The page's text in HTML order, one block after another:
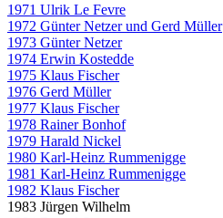
1971 Ulrik Le Fevre
1972 Günter Netzer und Gerd Müller
1973 Günter Netzer
1974 Erwin Kostedde
1975 Klaus Fischer
1976 Gerd Müller
1977 Klaus Fischer
1978 Rainer Bonhof
1979 Harald Nickel
1980 Karl-Heinz Rummenigge
1981 Karl-Heinz Rummenigge
1982 Klaus Fischer
1983 Jürgen Wilhelm